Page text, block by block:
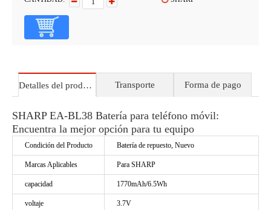
Detalles del producto Transporte Forma de pago
SHARP EA-BL38 Batería para teléfono móvil:
Encuentra la mejor opción para tu equipo
Condición del Producto Batería de repuesto, Nuevo
Marcas Aplicables Para SHARP
capacidad 1770mAh/6.5Wh
voltaje 3.7V